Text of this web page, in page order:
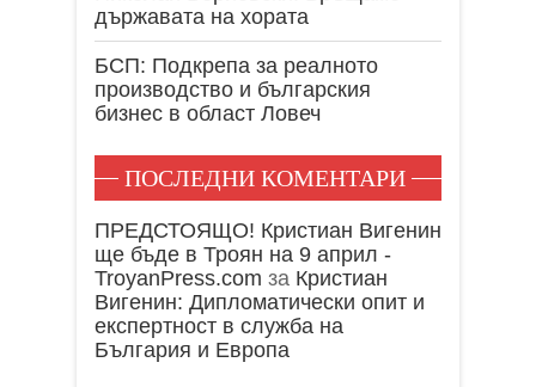
държавата на хората
БСП: Подкрепа за реалното
производство и българския
бизнес в област Ловеч
ПОСЛЕДНИ КОМЕНТАРИ
ПРЕДСТОЯЩО! Кристиан Вигенин
ще бъде в Троян на 9 април -
TroyanPress.com за Кристиан
Вигенин: Дипломатически опит и
експертност в служба на
България и Европа